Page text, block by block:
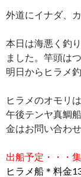
外道にイナダ、
本日は海悪く釣
ました。竿頭は
明日からヒラメ
ヒラメのオモリ
午後テンヤ真鯛
金はお問い合わせ
出船予定・・・
ヒラメ船＊料金